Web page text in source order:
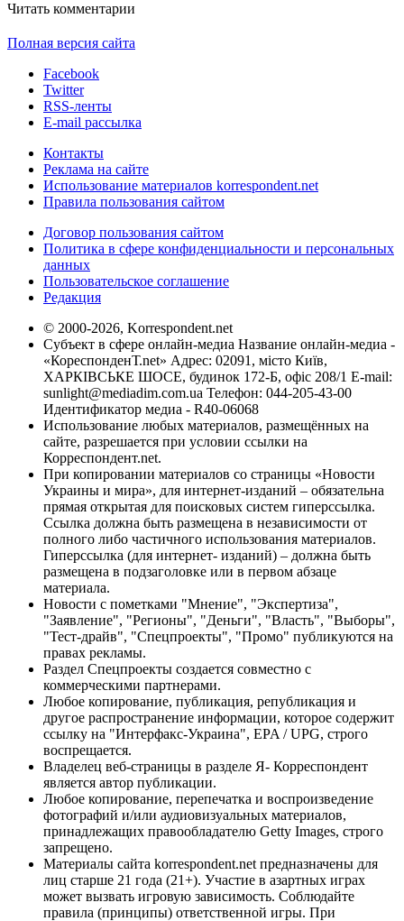
Читать комментарии
Полная версия сайта
Facebook
Twitter
RSS-ленты
E-mail рассылка
Контакты
Реклама на сайте
Использование материалов korrespondent.net
Правила пользования сайтом
Договор пользования сайтом
Политика в сфере конфиденциальности и персональных
данных
Пользовательское соглашение
Редакция
© 2000-2026, Korrespondent.net
Субъект в сфере онлайн-медиа Название онлайн-медиа -
«КореспонденТ.net» Адрес: 02091, місто Київ,
ХАРКІВСЬКЕ ШОСЕ, будинок 172-Б, офіс 208/1 E-mail:
sunlight@mediadim.com.ua Телефон: 044-205-43-00
Идентификатор медиа - R40-06068
Использование любых материалов, размещённых на
сайте, разрешается при условии ссылки на
Корреспондент.net.
При копировании материалов со страницы «Новости
Украины и мира», для интернет-изданий – обязательна
прямая открытая для поисковых систем гиперссылка.
Ссылка должна быть размещена в независимости от
полного либо частичного использования материалов.
Гиперссылка (для интернет- изданий) – должна быть
размещена в подзаголовке или в первом абзаце
материала.
Новости с пометками "Мнение", "Экспертиза",
"Заявление", "Регионы", "Деньги", "Власть", "Выборы",
"Тест-драйв", "Спецпроекты", "Промо" публикуются на
правах рекламы.
Раздел Спецпроекты создается совместно с
коммерческими партнерами.
Любое копирование, публикация, републикация и
другое распространение информации, которое содержит
ссылку на "Интерфакс-Украина", EPA / UPG, строго
воспрещается.
Владелец веб-страницы в разделе Я- Корреспондент
является автор публикации.
Любое копирование, перепечатка и воспроизведение
фотографий и/или аудиовизуальных материалов,
принадлежащих правообладателю Getty Images, строго
запрещено.
Материалы сайта korrespondent.net предназначены для
лиц старше 21 года (21+). Участие в азартных играх
может вызвать игровую зависимость. Соблюдайте
правила (принципы) ответственной игры. При